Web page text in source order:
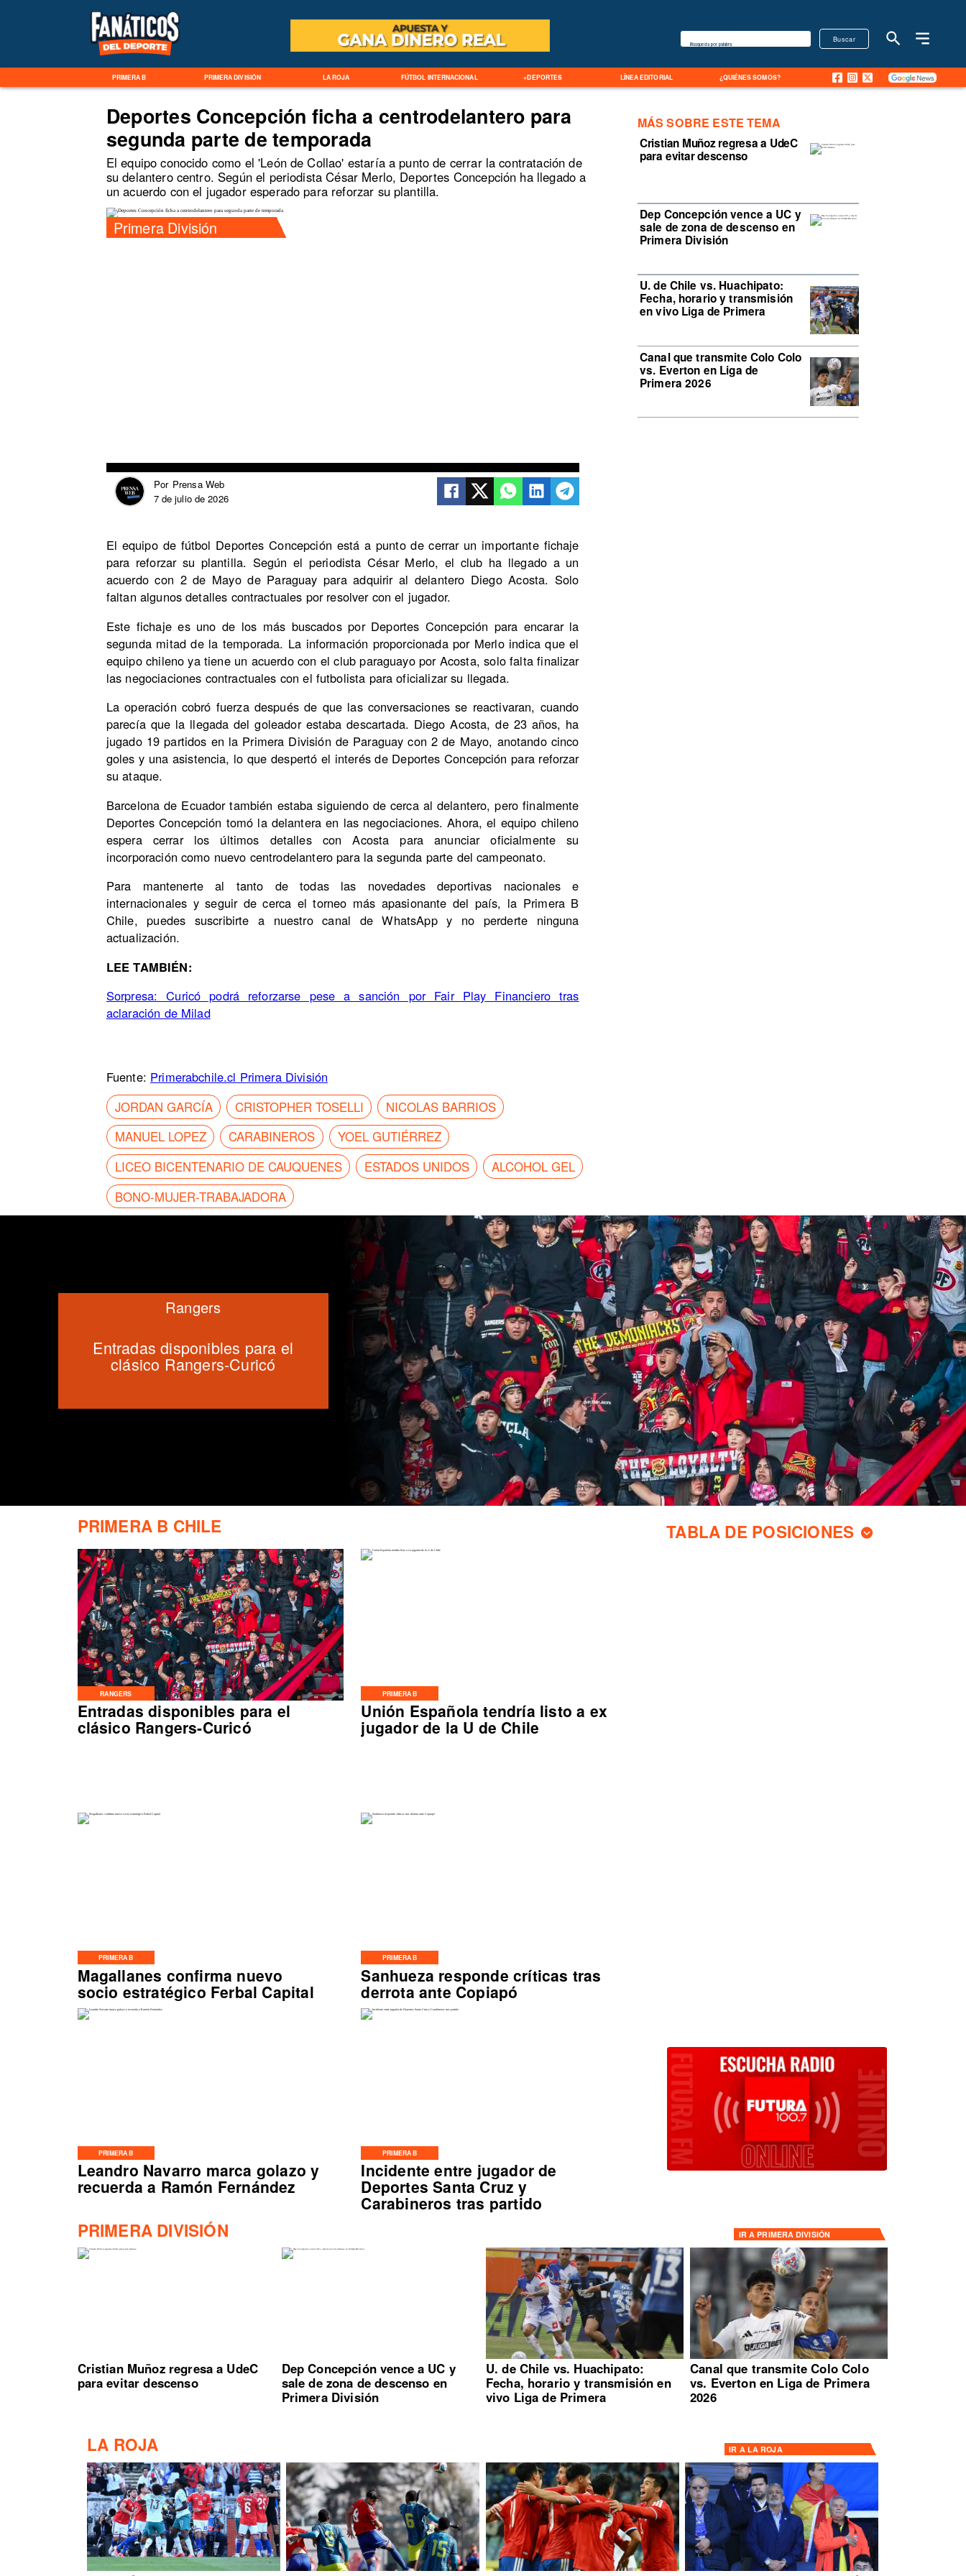
PRIMERA B PRIMERA DIVISIÓN LA ROJA FÚTBOL INTERNACIONAL +DEPORTES LÍNEA EDITORIAL ¿QUIÉNES SOMOS?
Buscar
Búsqueda por palabra
Primera División
Prensa Web
Por
7 de julio de 2026
Cristian Muñoz regresa a UdeC
para evitar descenso
Dep Concepción vence a UC y
sale de zona de descenso en
Primera División
U. de Chile vs. Huachipato:
Fecha, horario y transmisión
en vivo Liga de Primera
Canal que transmite Colo Colo
vs. Everton en Liga de
Primera 2026
MÁS SOBRE ESTE TEMA
Deportes Concepción ficha a centrodelantero para
segunda parte de temporada
El equipo conocido como el 'León de Collao' estaría a punto de cerrar la contratación de
su delantero centro. Según el periodista César Merlo, Deportes Concepción ha llegado a
un acuerdo con el jugador esperado para reforzar su plantilla.
El equipo de fútbol Deportes Concepción está a punto de cerrar un importante fichaje
para reforzar su plantilla. Según el periodista César Merlo, el club ha llegado a un
acuerdo con 2 de Mayo de Paraguay para adquirir al delantero Diego Acosta. Solo
faltan algunos detalles contractuales por resolver con el jugador.
Este fichaje es uno de los más buscados por Deportes Concepción para encarar la
segunda mitad de la temporada. La información proporcionada por Merlo indica que el
equipo chileno ya tiene un acuerdo con el club paraguayo por Acosta, solo falta finalizar
las negociaciones contractuales con el futbolista para oficializar su llegada.
La operación cobró fuerza después de que las conversaciones se reactivaran, cuando
parecía que la llegada del goleador estaba descartada. Diego Acosta, de 23 años, ha
jugado 19 partidos en la Primera División de Paraguay con 2 de Mayo, anotando cinco
goles y una asistencia, lo que despertó el interés de Deportes Concepción para reforzar
su ataque.
Barcelona de Ecuador también estaba siguiendo de cerca al delantero, pero finalmente
Deportes Concepción tomó la delantera en las negociaciones. Ahora, el equipo chileno
espera cerrar los últimos detalles con Acosta para anunciar oficialmente su
incorporación como nuevo centrodelantero para la segunda parte del campeonato.
Para mantenerte al tanto de todas las novedades deportivas nacionales e
internacionales y seguir de cerca el torneo más apasionante del país, la Primera B
Chile, puedes suscribirte a nuestro canal de WhatsApp y no perderte ninguna
actualización.
LEE TAMBIÉN:
Sorpresa: Curicó podrá reforzarse pese a sanción por Fair Play Financiero tras
aclaración de Milad
Fuente: Primerabchile.cl Primera División
JORDAN GARCÍA
CRISTOPHER TOSELLI
NICOLAS BARRIOS
MANUEL LOPEZ
CARABINEROS
YOEL GUTIÉRREZ
LICEO BICENTENARIO DE CAUQUENES
ESTADOS UNIDOS
ALCOHOL GEL
BONO-MUJER-TRABAJADORA
RANGERS
Entradas disponibles para el
clásico Rangers-Curicó
PRIMERA B
Unión Española tendría listo a ex
jugador de la U de Chile
PRIMERA B
Magallanes confirma nuevo
socio estratégico Ferbal Capital
PRIMERA B
Sanhueza responde críticas tras
derrota ante Copiapó
Entradas disponibles para el
clásico Rangers-Curicó
Rangers
PRIMERA B CHILE TABLA DE POSICIONES
PRIMERA B
Leandro Navarro marca golazo y
recuerda a Ramón Fernández
PRIMERA B
Incidente entre jugador de
Deportes Santa Cruz y
Carabineros tras partido
PRIMERA DIVISIÓN IR A PRIMERA DIVISIÓN
Cristian Muñoz regresa a UdeC
para evitar descenso
Dep Concepción vence a UC y
sale de zona de descenso en
Primera División
U. de Chile vs. Huachipato:
Fecha, horario y transmisión en
vivo Liga de Primera
Canal que transmite Colo Colo
vs. Everton en Liga de Primera
2026
LA ROJA IR A LA ROJA